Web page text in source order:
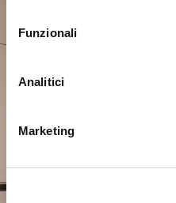
Funzionali
Analitici
Marketing
Pianifica il
Esplora le nostre